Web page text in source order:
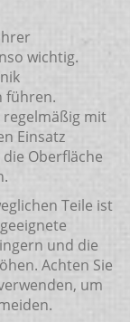
wichtig.
führen.
regelmäßig mit
Einsatz
Oberfläche
Teile ist
und die
Achten Sie
um